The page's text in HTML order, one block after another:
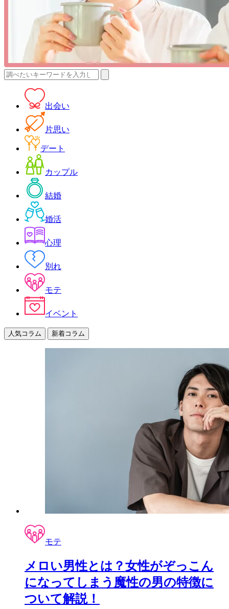
検
出会い
片思い
デート
カップル
結婚
婚活
心理
別れ
モテ
イベント
人気コラム 新着コラム
モテ
メロい男性とは？女性がぞっこん
になってしまう魔性の男の特徴に
ついて解説！